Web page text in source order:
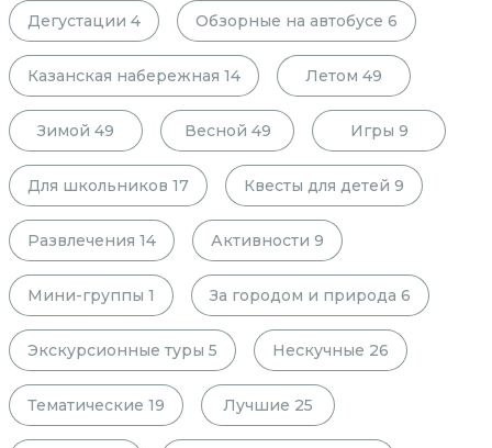
Дегустации 4 Обзорные на автобусе 6
Казанская набережная 14 Летом 49
Зимой 49 Весной 49 Игры 9
Для школьников 17 Квесты для детей 9
Развлечения 14 Активности 9
Мини-группы 1 За городом и природа 6
Экскурсионные туры 5 Нескучные 26
Тематические 19 Лучшие 25